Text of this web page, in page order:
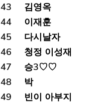
43
김영옥
44
이재훈
45
다시날자
46
청정 이성재
47
승3♡♡
48
박
49
빈이 아부지